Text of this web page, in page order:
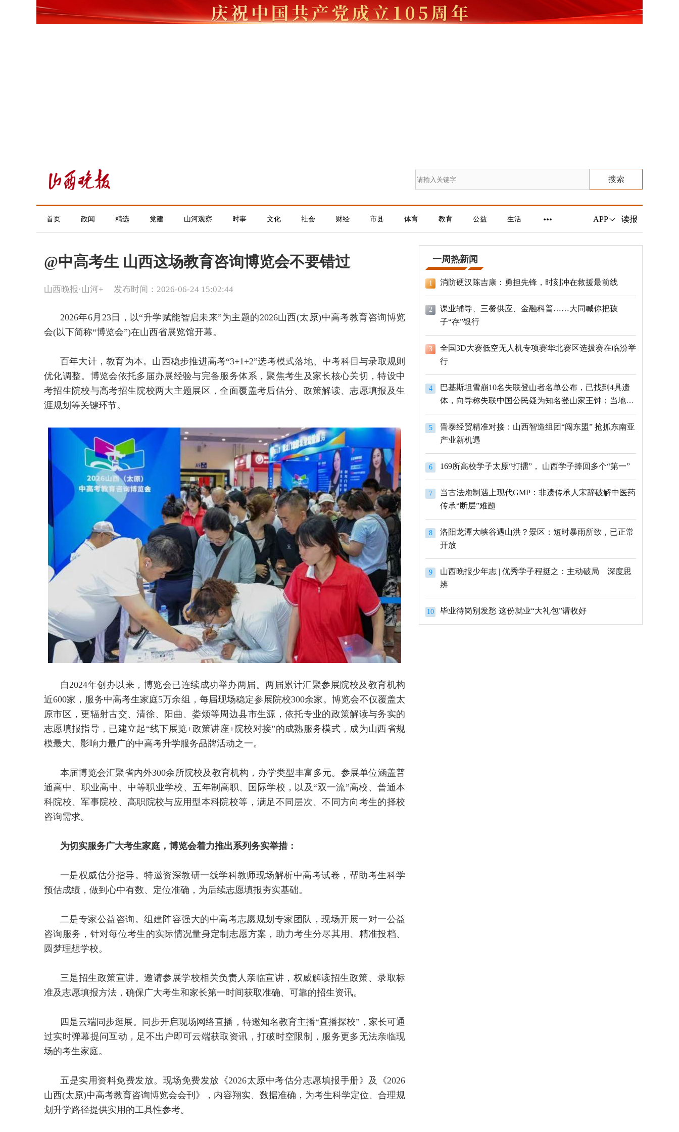
搜索
首页 政闻 精选 党建 山河观察 时事 文化 社会 财经 市县 体育 教育 公益 生活 APP 读报
@中高考生 山西这场教育咨询博览会不要错过
山西晚报·山河+ 发布时间：2026-06-24 15:02:44
2026年6月23日，以“升学赋能智启未来”为主题的2026山西(太原)中高考教育咨询博览
会(以下简称“博览会”)在山西省展览馆开幕。
百年大计，教育为本。山西稳步推进高考“3+1+2”选考模式落地、中考科目与录取规则
优化调整。博览会依托多届办展经验与完备服务体系，聚焦考生及家长核心关切，特设中
考招生院校与高考招生院校两大主题展区，全面覆盖考后估分、政策解读、志愿填报及生
涯规划等关键环节。
自2024年创办以来，博览会已连续成功举办两届。两届累计汇聚参展院校及教育机构
近600家，服务中高考生家庭5万余组，每届现场稳定参展院校300余家。博览会不仅覆盖太
原市区，更辐射古交、清徐、阳曲、娄烦等周边县市生源，依托专业的政策解读与务实的
志愿填报指导，已建立起“线下展览+政策讲座+院校对接”的成熟服务模式，成为山西省规
模最大、影响力最广的中高考升学服务品牌活动之一。
本届博览会汇聚省内外300余所院校及教育机构，办学类型丰富多元。参展单位涵盖普
通高中、职业高中、中等职业学校、五年制高职、国际学校，以及“双一流”高校、普通本
科院校、军事院校、高职院校与应用型本科院校等，满足不同层次、不同方向考生的择校
咨询需求。
为切实服务广大考生家庭，博览会着力推出系列务实举措：
一是权威估分指导。特邀资深教研一线学科教师现场解析中高考试卷，帮助考生科学
预估成绩，做到心中有数、定位准确，为后续志愿填报夯实基础。
二是专家公益咨询。组建阵容强大的中高考志愿规划专家团队，现场开展一对一公益
咨询服务，针对每位考生的实际情况量身定制志愿方案，助力考生分尽其用、精准投档、
圆梦理想学校。
三是招生政策宣讲。邀请参展学校相关负责人亲临宣讲，权威解读招生政策、录取标
准及志愿填报方法，确保广大考生和家长第一时间获取准确、可靠的招生资讯。
四是云端同步逛展。同步开启现场网络直播，特邀知名教育主播“直播探校”，家长可通
过实时弹幕提问互动，足不出户即可云端获取资讯，打破时空限制，服务更多无法亲临现
场的考生家庭。
五是实用资料免费发放。现场免费发放《2026太原中考估分志愿填报手册》及《2026
山西(太原)中高考教育咨询博览会会刊》，内容翔实、数据准确，为考生科学定位、合理规
划升学路径提供实用的工具性参考。
一周热新闻
1 消防硬汉陈吉康：勇担先锋，时刻冲在救援最前线
2
课业辅导、三餐供应、金融科普……大同喊你把孩
子“存”银行
3
全国3D大赛低空无人机专项赛华北赛区选拔赛在临汾举
行
4
巴基斯坦雪崩10名失联登山者名单公布，已找到4具遗
体，向导称失联中国公民疑为知名登山家王钟；当地官
员：已定位到3个追踪器
5
晋泰经贸精准对接：山西智造组团“闯东盟” 抢抓东南亚
产业新机遇
6 169所高校学子太原“打擂”， 山西学子捧回多个“第一”
7
当古法炮制遇上现代GMP：非遗传承人宋辞破解中医药
传承“断层”难题
8
洛阳龙潭大峡谷遇山洪？景区：短时暴雨所致，已正常
开放
9
山西晚报少年志 | 优秀学子程挺之：主动破局 深度思
辨
10 毕业待岗别发愁 这份就业“大礼包”请收好